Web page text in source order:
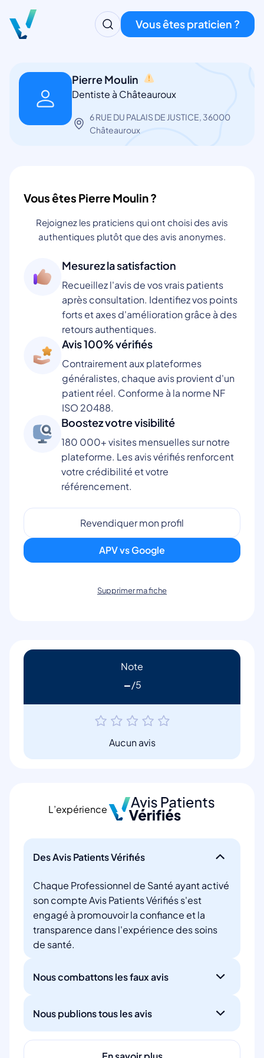
Vous êtes praticien ?
Pierre Moulin
Dentiste à Châteauroux
6 RUE DU PALAIS DE JUSTICE, 36000
Châteauroux
Vous êtes Pierre Moulin ?
Rejoignez les praticiens qui ont choisi des avis
authentiques plutôt que des avis anonymes.
Mesurez la satisfaction
Recueillez l'avis de vos vrais patients
après consultation. Identifiez vos points
forts et axes d'amélioration grâce à des
retours authentiques.
Avis 100% vérifiés
Contrairement aux plateformes
généralistes, chaque avis provient d'un
patient réel. Conforme à la norme NF
ISO 20488.
Boostez votre visibilité
180 000+ visites mensuelles sur notre
plateforme. Les avis vérifiés renforcent
votre crédibilité et votre
référencement.
Revendiquer mon profil
APV vs Google
Supprimer ma fiche
Note
-
Aucun avis
L’expérience
Des Avis Patients Vérifiés
Chaque Professionnel de Santé ayant activé
son compte Avis Patients Vérifiés s'est
engagé à promouvoir la confiance et la
transparence dans l'expérience des soins
de santé.
Nous combattons les faux avis
Nous publions tous les avis